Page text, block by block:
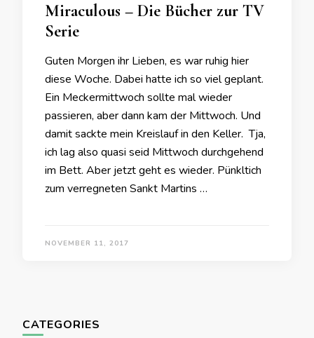
Miraculous – Die Bücher zur TV
Serie
Guten Morgen ihr Lieben, es war ruhig hier
diese Woche. Dabei hatte ich so viel geplant.
Ein Meckermittwoch sollte mal wieder
passieren, aber dann kam der Mittwoch. Und
damit sackte mein Kreislauf in den Keller. Tja,
ich lag also quasi seid Mittwoch durchgehend
im Bett. Aber jetzt geht es wieder. Pünkltich
zum verregneten Sankt Martins …
NOVEMBER 11, 2017
CATEGORIES